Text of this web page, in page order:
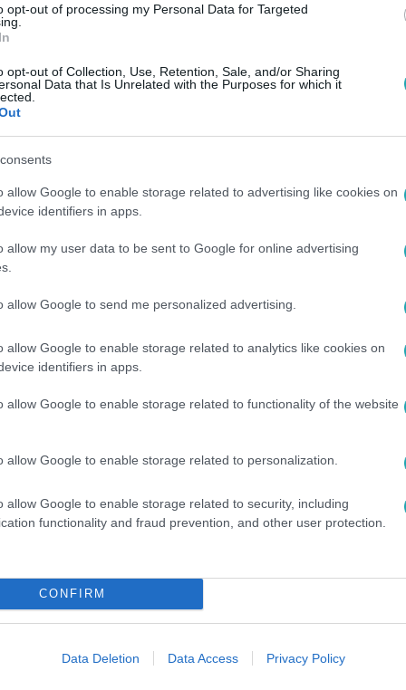
opt-out of processing my Personal Data for Targeted
opt-out of Collection, Use, Retention, Sale, and/or Sharing
Data that Is Unrelated with the Purposes for which it
allow Google to enable storage related to advertising like cookies on
identifiers in apps.
allow my user data to be sent to Google for online advertising
allow Google to send me personalized advertising.
allow Google to enable storage related to analytics like cookies on
identifiers in apps.
allow Google to enable storage related to functionality of the website
allow Google to enable storage related to personalization.
allow Google to enable storage related to security, including
functionality and fraud prevention, and other user protection.
CONFIRM
Data Deletion Data Access Privacy Policy
saját bőrén tapasztalta meg a legnagyobb mélypontokat, tíz
is sokakat megrág, kiköp – „látunk színészeket a jelenet
próbált ilyen főnökszerepet
celebek szerettek volna minél többet megtudni
őszintén vallott arról az időszakról, amikor elindult a
a majdnem magyar sikolykirálynő
tizenhárom Halloween-filmből hétben szerepelt, A
horroroktól a késelős horrorokig vezetett, de volt közben
komika. Volt, hogy a fájdalomcsillapítókat ötösével
15:00
terápiaként fogott bele élete legnehezebb
is megjelent. Ez alapján készült el a Toxikoma című
lett. Az egyik gimnáziumban az érettségi tételek közé
Szabó Győző és a Toxikoma alkotó csapata is jelölt